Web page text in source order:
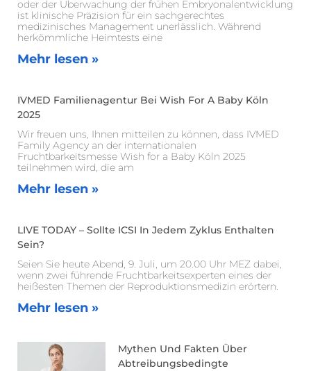
oder der Überwachung der frühen Embryonalentwicklung
ist klinische Präzision für ein sachgerechtes
medizinisches Management unerlässlich. Während
herkömmliche Heimtests eine
Mehr lesen »
IVMED Familienagentur Bei Wish For A Baby Köln
2025
Wir freuen uns, Ihnen mitteilen zu können, dass IVMED
Family Agency an der internationalen
Fruchtbarkeitsmesse Wish for a Baby Köln 2025
teilnehmen wird, die am
Mehr lesen »
LIVE TODAY – Sollte ICSI In Jedem Zyklus Enthalten
Sein?
Seien Sie heute Abend, 9. Juli, um 20.00 Uhr MEZ dabei,
wenn zwei führende Fruchtbarkeitsexperten eines der
heißesten Themen der Reproduktionsmedizin erörtern.
Mehr lesen »
Mythen Und Fakten Über
Abtreibungsbedingte